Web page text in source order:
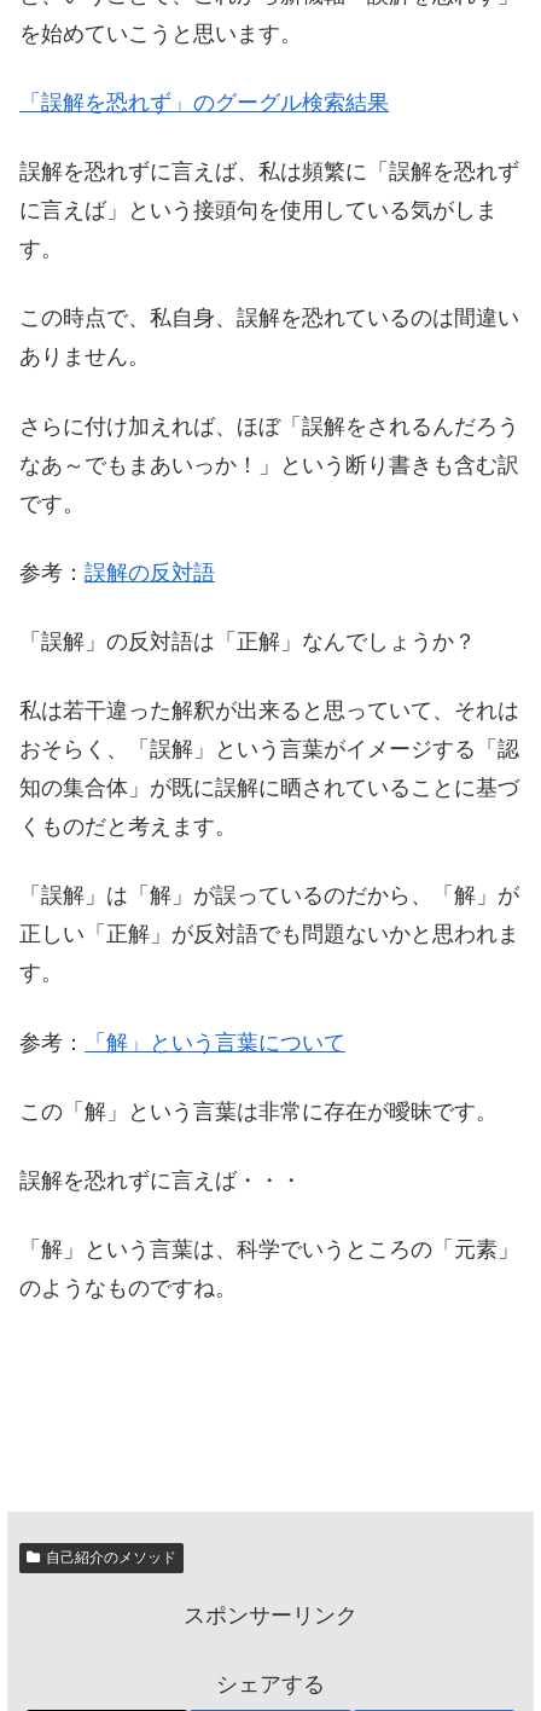
を始めていこうと思います。
「誤解を恐れず」のグーグル検索結果
誤解を恐れずに言えば、私は頻繁に「誤解を恐れず
に言えば」という接頭句を使用している気がしま
す。
この時点で、私自身、誤解を恐れているのは間違い
ありません。
さらに付け加えれば、ほぼ「誤解をされるんだろう
なあ～でもまあいっか！」という断り書きも含む訳
です。
参考： 誤解の反対語
「誤解」の反対語は「正解」なんでしょうか？
私は若干違った解釈が出来ると思っていて、それは
おそらく、「誤解」という言葉がイメージする「認
知の集合体」が既に誤解に晒されていることに基づ
くものだと考えます。
「誤解」は「解」が誤っているのだから、「解」が
正しい「正解」が反対語でも問題ないかと思われま
す。
参考： 「解」という言葉について
この「解」という言葉は非常に存在が曖昧です。
誤解を恐れずに言えば・・・
「解」という言葉は、科学でいうところの「元素」
のようなものですね。
自己紹介のメソッド
スポンサーリンク
シェアする